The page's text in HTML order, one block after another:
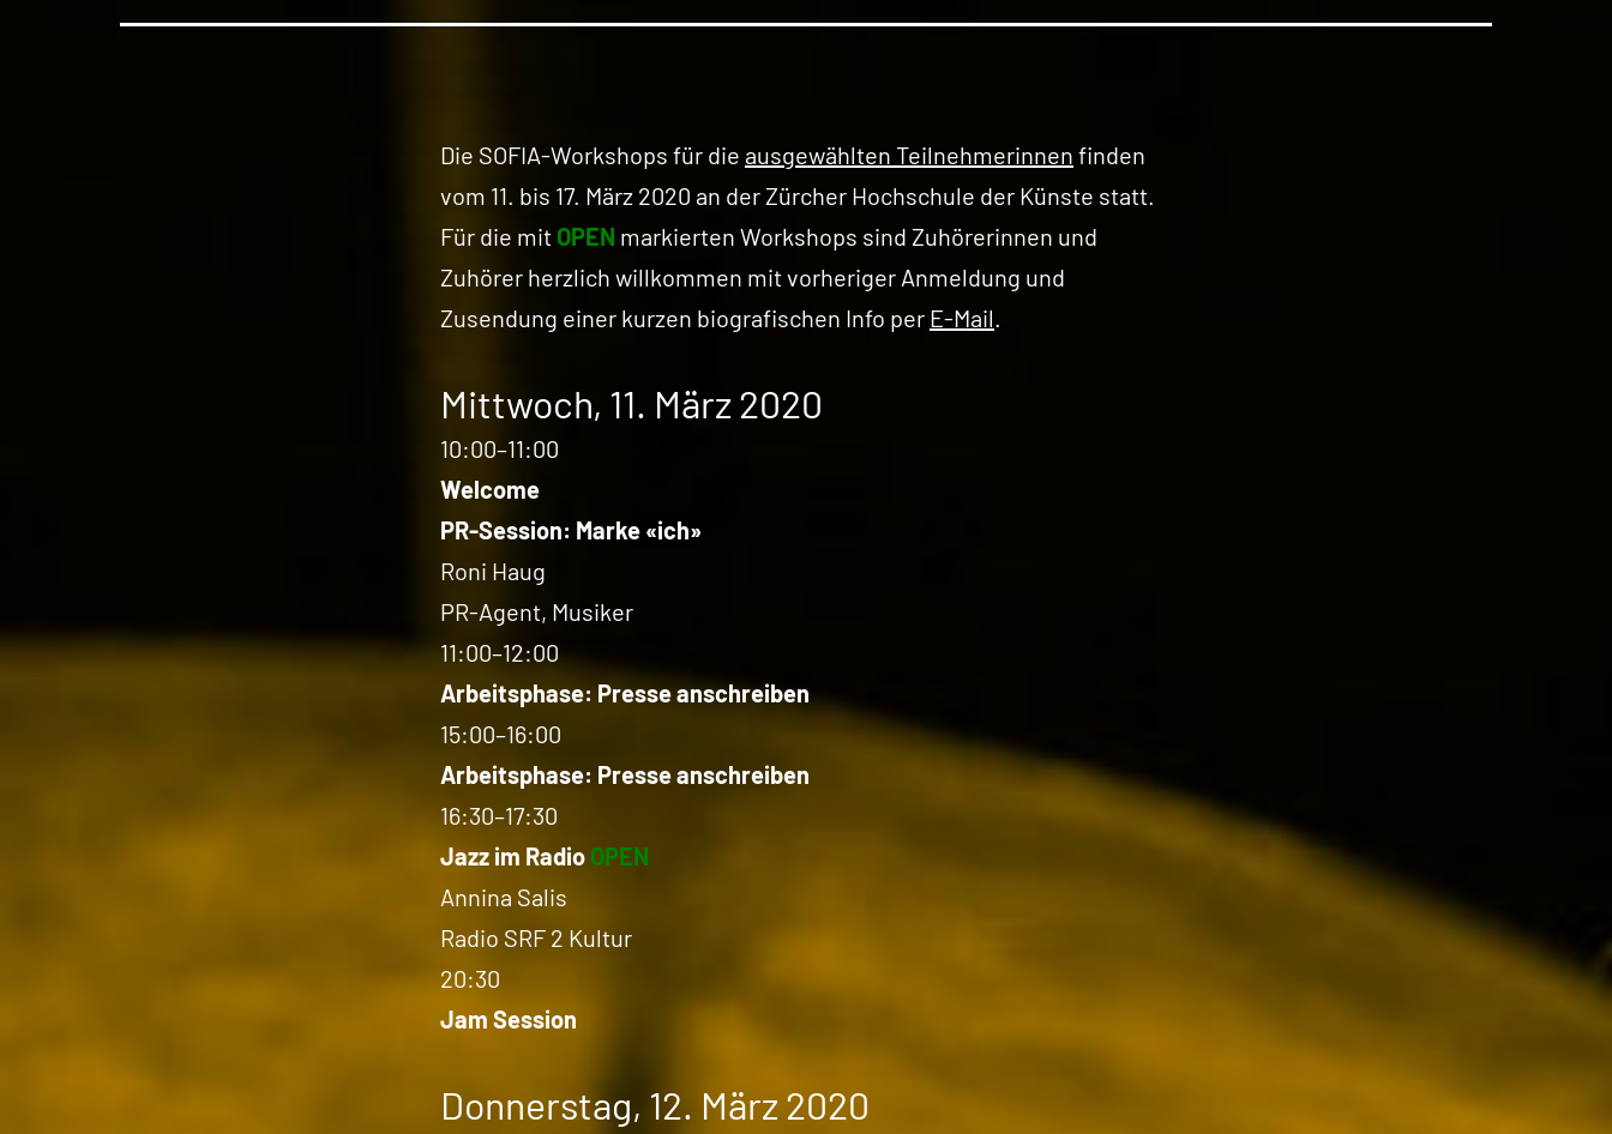
Die SOFIA-Workshops für die ausgewählten Teilnehmerinnen finden
vom 11. bis 17. März 2020 an der Zürcher Hochschule der Künste statt.
Für die mit OPEN markierten Workshops sind Zuhörerinnen und
Zuhörer herzlich willkommen mit vorheriger Anmeldung und
Zusendung einer kurzen biografischen Info per E-Mail.
Mittwoch, 11. März 2020
10:00–11:00
Welcome
PR-Session: Marke «ich»
Roni Haug
PR-Agent, Musiker
11:00–12:00
Arbeitsphase: Presse anschreiben
15:00–16:00
Arbeitsphase: Presse anschreiben
16:30–17:30
Jazz im Radio OPEN
Annina Salis
Radio SRF 2 Kultur
20:30
Jam Session
Donnerstag, 12. März 2020